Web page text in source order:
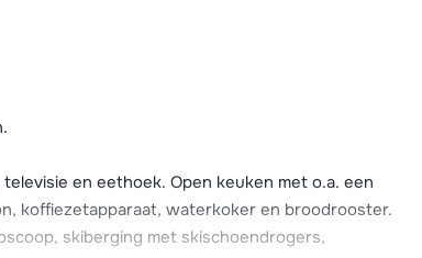
ingericht. Na het skiën kun je heerlijk bijkomen in
Wi-Fi internetverbinding en balkon. Bij het chalet
en eethoek. Open keuken met o.a. een
koffiezetapparaat, waterkoker en broodrooster.
skiberging met skischoendrogers,